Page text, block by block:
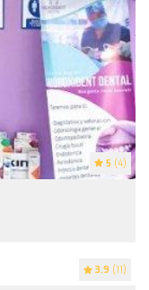
5 (4)
3.9 (11)